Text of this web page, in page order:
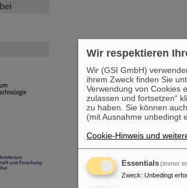
Wir respektieren
Wir (GSI GmbH)
ihrem Zweck finden Sie
Verwendung von Cookies
zulassen und fortsetzen“
zu haben. Sie können
(mit Ausnahme unbedingt
Cookie-Hinweis und
Essentials(immer
Zweck: Unbedingt